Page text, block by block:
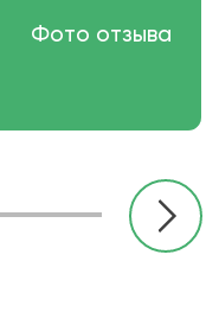
Фото отзыва